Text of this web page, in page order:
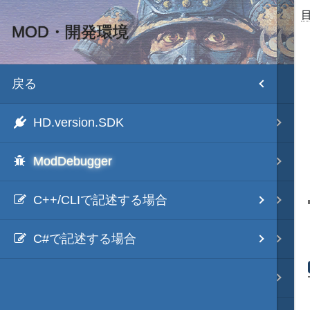
目次
初期設置
武将データ
ファイル構成
各種エディタ
MOD・開発環境
戻る
HD.version.SDK
ModDebugger
C++/CLIで記述する場合
C#で記述する場合